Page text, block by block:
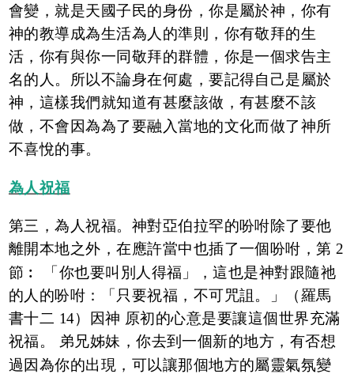
會變，就是天國子民的身份，你是屬於神，你有
神的教導成為生活為人的準則，你有敬拜的生
活，你有與你一同敬拜的群體，你是一個求告主
名的人。所以不論身在何處，要記得自己是屬於
神，這樣我們就知道有甚麼該做，有甚麼不該
做，不會因為為了要融入當地的文化而做了神所
不喜悅的事。
為人祝福
第三，為人祝福。神對亞伯拉罕的吩咐除了要他
離開本地之外，在應許當中也插了一個吩咐，第 2
節︰ 「你也要叫別人得福」，這也是神對跟隨祂
的人的吩咐：「只要祝福，不可咒詛。」（羅馬
書十二 14）因神 原初的心意是要讓這個世界充滿
祝福。 弟兄姊妹，你去到一個新的地方，有否想
過因為你的出現，可以讓那個地方的屬靈氣氛變